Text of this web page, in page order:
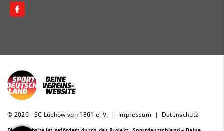
© 2026 - SC Lüchow von 1861 e. V. | Impressum | Datenschutz
Diese Website ist gefördert durch das Projekt „Sportdeutschland – Deine